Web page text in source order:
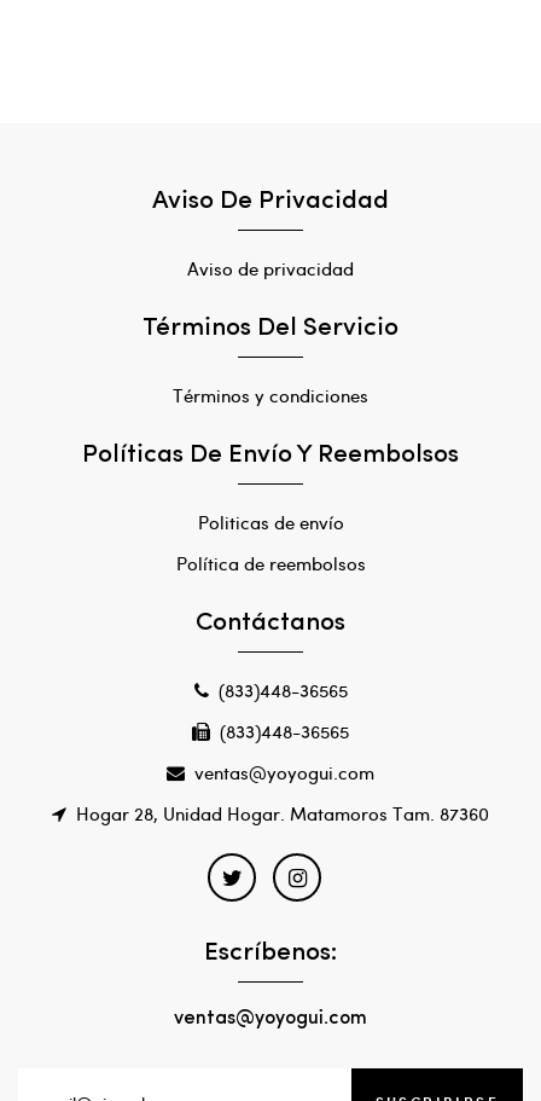
Aviso De Privacidad
Aviso de privacidad
Términos Del Servicio
Términos y condiciones
Políticas De Envío Y Reembolsos
Politicas de envío
Política de reembolsos
Contáctanos
(833)448-36565
(833)448-36565
ventas@yoyogui.com
Hogar 28, Unidad Hogar. Matamoros Tam. 87360
Escríbenos:
ventas@yoyogui.com